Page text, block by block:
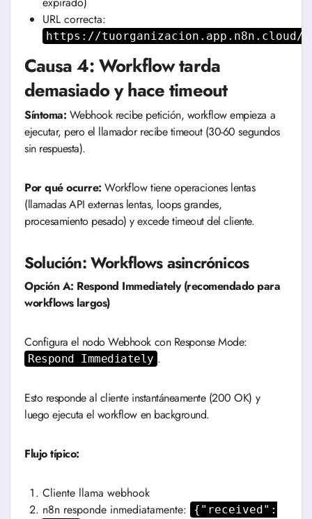
URL correcta:
https://tuorganizacion.app.n8n.cloud/
Causa 4: Workflow tarda
demasiado y hace timeout
Síntoma: Webhook recibe petición, workflow empieza a
ejecutar, pero el llamador recibe timeout (30-60 segundos
sin respuesta).
Por qué ocurre: Workflow tiene operaciones lentas
(llamadas API externas lentas, loops grandes,
procesamiento pesado) y excede timeout del cliente.
Solución: Workflows asincrónicos
Opción A: Respond Immediately (recomendado para
workflows largos)
Configura el nodo Webhook con Response Mode:
Respond Immediately .
Esto responde al cliente instantáneamente (200 OK) y
luego ejecuta el workflow en background.
Flujo típico:
Cliente llama webhook
n8n responde inmediatamente:
{"received":